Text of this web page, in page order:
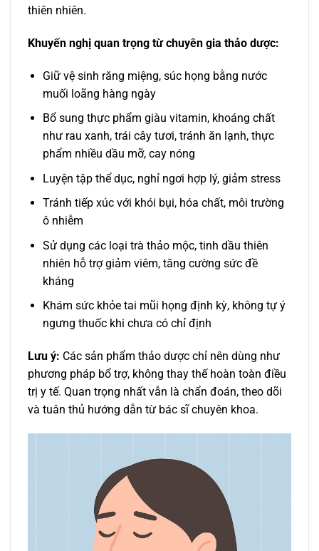
thiên nhiên.
Khuyến nghị quan trọng từ chuyên gia thảo dược:
Giữ vệ sinh răng miệng, súc họng bằng nước
muối loãng hàng ngày
Bổ sung thực phẩm giàu vitamin, khoáng chất
như rau xanh, trái cây tươi, tránh ăn lạnh, thực
phẩm nhiều dầu mỡ, cay nóng
Luyện tập thể dục, nghỉ ngơi hợp lý, giảm stress
Tránh tiếp xúc với khói bụi, hóa chất, môi trường
ô nhiễm
Sử dụng các loại trà thảo mộc, tinh dầu thiên
nhiên hỗ trợ giảm viêm, tăng cường sức đề
kháng
Khám sức khỏe tai mũi họng định kỳ, không tự ý
ngưng thuốc khi chưa có chỉ định
Lưu ý: Các sản phẩm thảo dược chỉ nên dùng như
phương pháp bổ trợ, không thay thế hoàn toàn điều
trị y tế. Quan trọng nhất vẫn là chẩn đoán, theo dõi
và tuân thủ hướng dẫn từ bác sĩ chuyên khoa.